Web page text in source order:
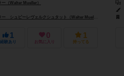
（Walter Mueller）
ピーレヴェルクシュタット（Walter Mueller's Spielewerkstatt）
1
経験あり
0
お気に入り
1
持ってる